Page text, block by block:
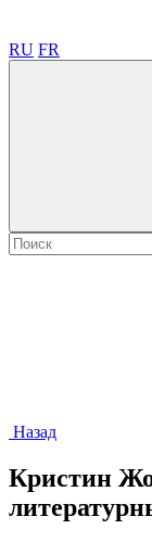
RU FR
Назад
Кристин